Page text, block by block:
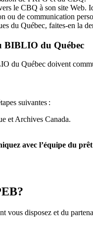
le CBQ à son site
de communication
du Québec, faites-en la
BIBLIO du Québec
du Québec doivent
suivantes :
et Archives Canada.
avec l’équipe du
vous disposez et du